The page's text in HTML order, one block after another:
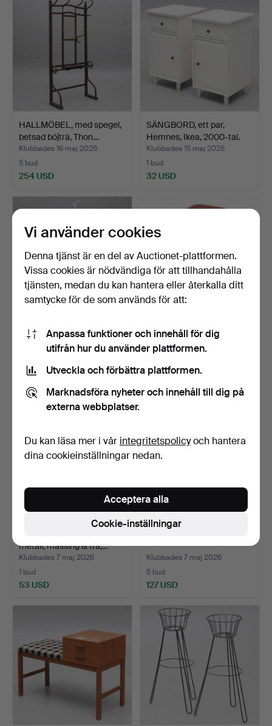
HALLMÖBEL, med spegel,
betsad böjträ, Thon…
Klubbades 16 maj 2026
5 bud
254 USD
SÄNGBORD, ett par,
Hemnes, Ikea, 2000-tal.
Klubbades 15 maj 2026
1 bud
32 USD
BLOMBORD, lackad metall,
1900-tal.
Klubbades 12 maj 2026
1 bud
STEGPALL, Awab, kromad
Klubbades 8 maj 2026
15 bud
metall, mässing & trä,…
Klubbades 7 maj 2026
1 bud
53 USD
Klubbades 7 maj 2026
5 bud
127 USD
Vi använder cookies
Denna tjänst är en del av Auctionet-plattformen.
Vissa cookies är nödvändiga för att tillhandahålla
tjänsten, medan du kan hantera eller återkalla ditt
samtycke för de som används för att:
Anpassa funktioner och innehåll för dig
utifrån hur du använder plattformen.
Utveckla och förbättra plattformen.
Marknadsföra nyheter och innehåll till dig på
externa webbplatser.
Du kan läsa mer i vår integritetspolicyoch hantera
dina cookieinställningar nedan.
Cookie-inställningar
Acceptera alla